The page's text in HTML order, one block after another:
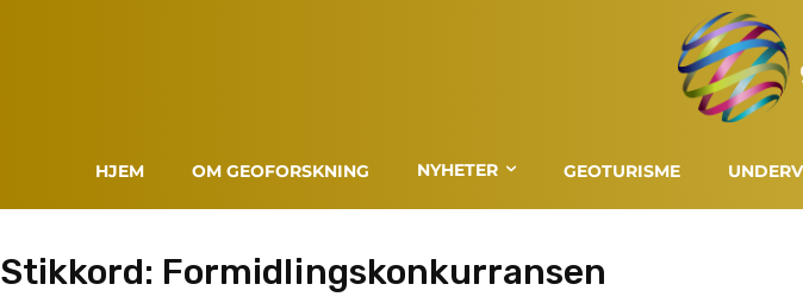
HJEM OM GEOFORSKNING NYHETER GEOTURISME
Stikkord: Formidlingskonkurransen